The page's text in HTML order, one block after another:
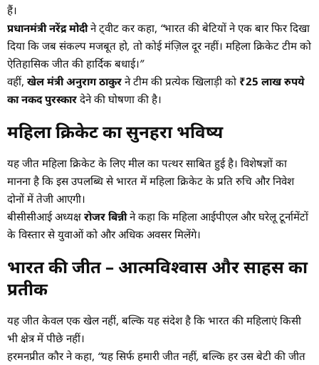
हैं।
प्रधानमंत्री नरेंद्र मोदीने ट्वीट कर कहा, “भारत की बेटियों ने एक बार फिर दिखा
दिया कि जब संकल्प मजबूत हो, तो कोई मंज़िल दूर नहीं। महिला क्रिकेट टीम को
ऐतिहासिक जीत की हार्दिक बधाई।”
वहीं, खेल मंत्री अनुराग ठाकुर ने टीम की प्रत्येक खिलाड़ी को ₹25 लाख रुपये
का नकद पुरस्कार देने की घोषणा की है।
महिला क्रिकेट का सुनहरा भविष्य
यह जीत महिला क्रिकेट के लिए मील का पत्थर साबित हुई है। विशेषज्ञों का
मानना है कि इस उपलब्धि से भारत में महिला क्रिकेट के प्रति रुचि और निवेश
दोनों में तेजी आएगी।
बीसीसीआई अध्यक्ष रोजर बिन्नीने कहा कि महिला आईपीएल और घरेलू टूर्नामेंटों
के विस्तार से युवाओं को और अधिक अवसर मिलेंगे।
भारत की जीत – आत्मविश्वास और साहस का
प्रतीक
यह जीत केवल एक खेल नहीं, बल्कि यह संदेश है कि भारत की महिलाएं किसी
भी क्षेत्र में पीछे नहीं।
हरमनप्रीत कौर ने कहा, “यह सिर्फ हमारी जीत नहीं, बल्कि हर उस बेटी की जीत